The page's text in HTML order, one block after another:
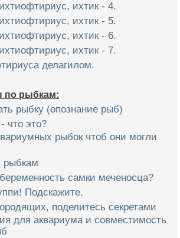
ихтик - 4.
ихтик - 5.
ихтик - 6.
ихтик - 7.
делагилом.
по рыбкам:
рыбку (опознание рыб)
что это?
рыбок чтоб они могли
рыбкам
самки меченосца?
Подскажите.
поделитесь секретами
для аквариума и совместимость